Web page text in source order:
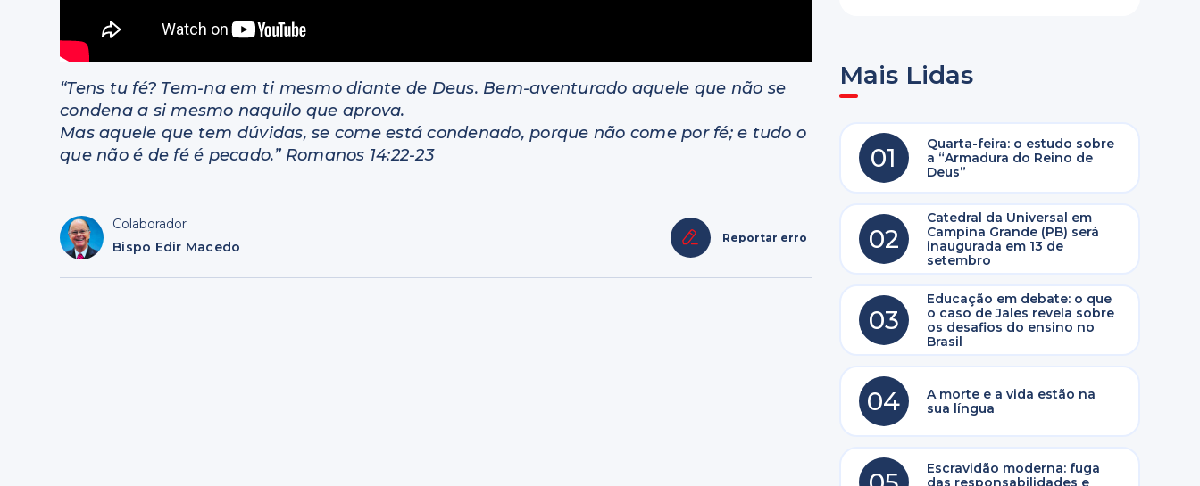
“Tens tu fé? Tem-na em ti mesmo diante de Deus. Bem-aventurado aquele que não se
condena a si mesmo naquilo que aprova.
Mas aquele que tem dúvidas, se come está condenado, porque não come por fé; e tudo o
que não é de fé é pecado.” Romanos 14:22-23
Colaborador
Bispo Edir Macedo
Reportar erro
Mais Lidas
01
Quarta-feira: o estudo sobre
a “Armadura do Reino de
Deus”
02
Catedral da Universal em
Campina Grande (PB) será
inaugurada em 13 de
setembro
03
Educação em debate: o que
o caso de Jales revela sobre
os desafios do ensino no
Brasil
04
A morte e a vida estão na
sua língua
Escravidão moderna: fuga
das responsabilidades e